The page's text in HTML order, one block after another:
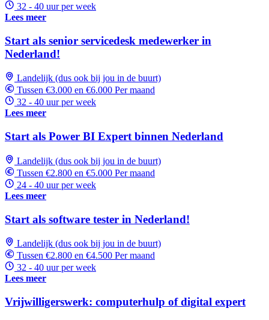
32 - 40 uur per week
Lees meer
Start als senior servicedesk medewerker in
Nederland!
Landelijk (dus ook bij jou in de buurt)
Tussen €3.000 en €6.000 Per maand
32 - 40 uur per week
Lees meer
Start als Power BI Expert binnen Nederland
Landelijk (dus ook bij jou in de buurt)
Tussen €2.800 en €5.000 Per maand
24 - 40 uur per week
Lees meer
Start als software tester in Nederland!
Landelijk (dus ook bij jou in de buurt)
Tussen €2.800 en €4.500 Per maand
32 - 40 uur per week
Lees meer
Vrijwilligerswerk: computerhulp of digital expert